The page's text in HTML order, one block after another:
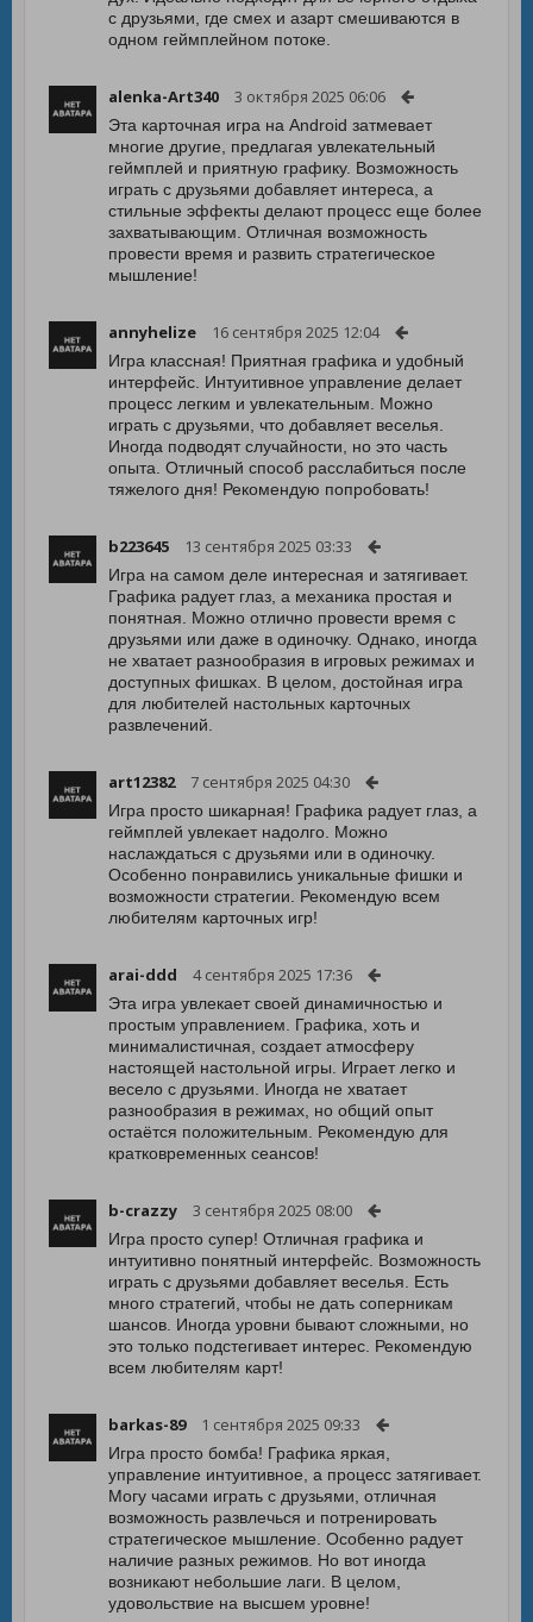
с друзьями, где смех и азарт смешиваются в
одном геймплейном потоке.
alenka-Art340 3 октября 2025 06:06
Эта карточная игра на Android затмевает
многие другие, предлагая увлекательный
геймплей и приятную графику. Возможность
играть с друзьями добавляет интереса, а
стильные эффекты делают процесс еще более
захватывающим. Отличная возможность
провести время и развить стратегическое
мышление!
annyhelize 16 сентября 2025 12:04
Игра классная! Приятная графика и удобный
интерфейс. Интуитивное управление делает
процесс легким и увлекательным. Можно
играть с друзьями, что добавляет веселья.
Иногда подводят случайности, но это часть
опыта. Отличный способ расслабиться после
тяжелого дня! Рекомендую попробовать!
b223645 13 сентября 2025 03:33
Игра на самом деле интересная и затягивает.
Графика радует глаз, а механика простая и
понятная. Можно отлично провести время с
друзьями или даже в одиночку. Однако, иногда
не хватает разнообразия в игровых режимах и
доступных фишках. В целом, достойная игра
для любителей настольных карточных
развлечений.
art12382 7 сентября 2025 04:30
Игра просто шикарная! Графика радует глаз, а
геймплей увлекает надолго. Можно
наслаждаться с друзьями или в одиночку.
Особенно понравились уникальные фишки и
возможности стратегии. Рекомендую всем
любителям карточных игр!
arai-ddd 4 сентября 2025 17:36
Эта игра увлекает своей динамичностью и
простым управлением. Графика, хоть и
минималистичная, создает атмосферу
настоящей настольной игры. Играет легко и
весело с друзьями. Иногда не хватает
разнообразия в режимах, но общий опыт
остаётся положительным. Рекомендую для
кратковременных сеансов!
b-crazzy 3 сентября 2025 08:00
Игра просто супер! Отличная графика и
интуитивно понятный интерфейс. Возможность
играть с друзьями добавляет веселья. Есть
много стратегий, чтобы не дать соперникам
шансов. Иногда уровни бывают сложными, но
это только подстегивает интерес. Рекомендую
всем любителям карт!
barkas-89 1 сентября 2025 09:33
Игра просто бомба! Графика яркая,
управление интуитивное, а процесс затягивает.
Могу часами играть с друзьями, отличная
возможность развлечься и потренировать
стратегическое мышление. Особенно радует
наличие разных режимов. Но вот иногда
возникают небольшие лаги. В целом,
удовольствие на высшем уровне!